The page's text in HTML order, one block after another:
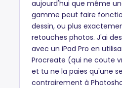
aujourd'hui que même
gamme peut faire
dessin, ou plus
retouches photos. J'ai
avec un iPad Pro en
Procreate (qui ne coute
et tu ne la paies qu'une
contrairement à